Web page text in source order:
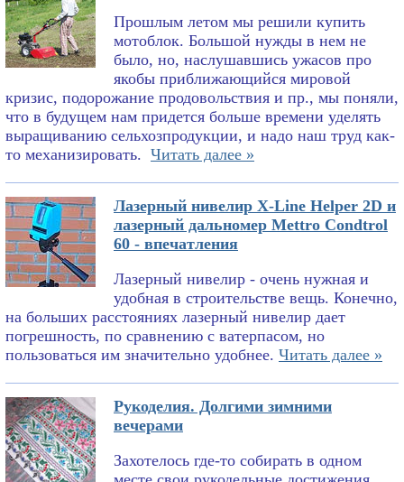
Прошлым летом мы решили купить
мотоблок. Большой нужды в нем не
было, но, наслушавшись ужасов про
якобы приближающийся мировой
кризис, подорожание продовольствия и пр., мы поняли,
что в будущем нам придется больше времени уделять
выращиванию сельхозпродукции, и надо наш труд как-
то механизировать. Читать далее »
Лазерный нивелир X-Line Helper 2D и
лазерный дальномер Mettro Condtrol
60 - впечатления
Лазерный нивелир - очень нужная и
удобная в строительстве вещь. Конечно,
на больших расстояниях лазерный нивелир дает
погрешность, по сравнению с ватерпасом, но
пользоваться им значительно удобнее. Читать далее »
Рукоделия. Долгими зимними
вечерами
Захотелось где-то собирать в одном